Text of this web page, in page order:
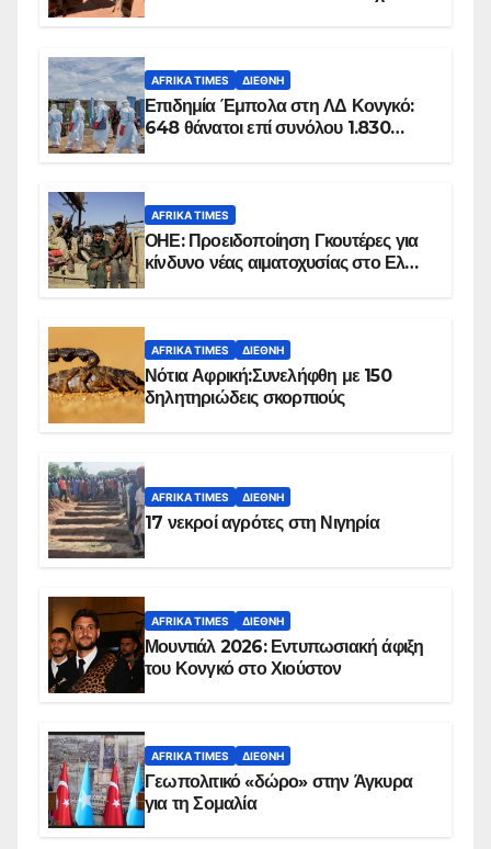
AFRIKA TIMES ΔΙΕΘΝΉ
Επιδημία Έμπολα στη ΛΔ Κονγκό:
648 θάνατοι επί συνόλου 1.830
AFRIKA TIMES
ΟΗΕ: Προειδοποίηση Γκουτέρες για
κίνδυνο νέας αιματοχυσίας στο Ελ
AFRIKA TIMES ΔΙΕΘΝΉ
Νότια Αφρική:Συνελήφθη με 150
δηλητηριώδεις σκορπιούς
AFRIKA TIMES ΔΙΕΘΝΉ
17 νεκροί αγρότες στη Νιγηρία
AFRIKA TIMES ΔΙΕΘΝΉ
Μουντιάλ 2026: Εντυπωσιακή άφιξη
του Κονγκό στο Χιούστον
AFRIKA TIMES ΔΙΕΘΝΉ
Γεωπολιτικό «δώρο» στην Άγκυρα
για τη Σομαλία